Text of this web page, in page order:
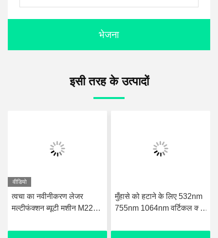
भेजना
इसी तरह के उत्पादों
वीडियो
त्वचा का नवीनीकरण लेजर
मल्टीफंक्शन ब्यूटी मशीन M22
मुँहासे को हटाने के लिए 532nm
755nm 1064nm वर्टिकल क्यू